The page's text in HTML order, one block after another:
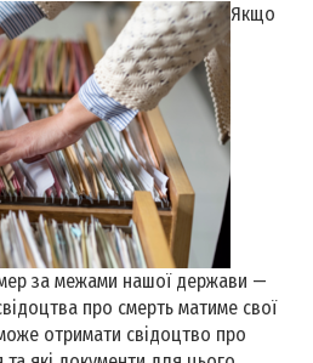
Якщо
за межами нашої держави —
про смерть матиме свої
отримати свідоцтво про